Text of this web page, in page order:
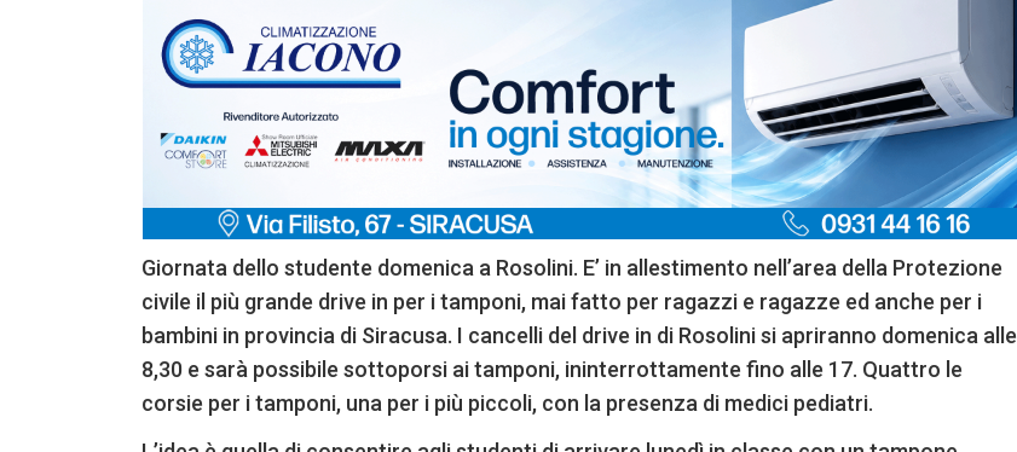
Giornata dello studente domenica a Rosolini. E’ in allestimento nell’area della Protezione
civile il più grande drive in per i tamponi, mai fatto per ragazzi e ragazze ed anche per i
bambini in provincia di Siracusa. I cancelli del drive in di Rosolini si apriranno domenica alle
8,30 e sarà possibile sottoporsi ai tamponi, ininterrottamente fino alle 17. Quattro le
corsie per i tamponi, una per i più piccoli, con la presenza di medici pediatri.